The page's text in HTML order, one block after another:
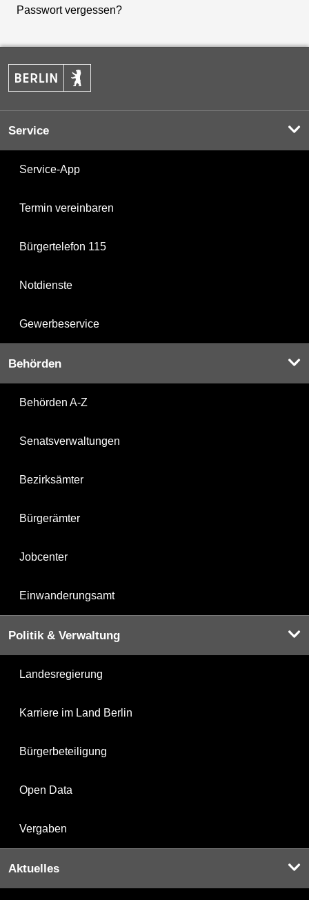
Passwort vergessen?
Service
Service-App
Termin vereinbaren
Bürgertelefon 115
Notdienste
Gewerbeservice
Behörden
Behörden A-Z
Senatsverwaltungen
Bezirksämter
Bürgerämter
Jobcenter
Einwanderungsamt
Politik & Verwaltung
Landesregierung
Karriere im Land Berlin
Bürgerbeteiligung
Open Data
Vergaben
Aktuelles